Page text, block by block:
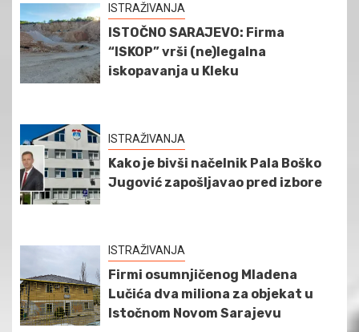
ISTRAŽIVANJA
ISTOČNO SARAJEVO: Firma
“ISKOP” vrši (ne)legalna
iskopavanja u Kleku
ISTRAŽIVANJA
Kako je bivši načelnik Pala Boško
Jugović zapošljavao pred izbore
ISTRAŽIVANJA
Firmi osumnjičenog Mladena
Lučića dva miliona za objekat u
Istočnom Novom Sarajevu